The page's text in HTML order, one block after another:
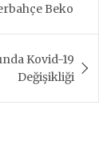
Beko
Kovid-19
Değişikliği